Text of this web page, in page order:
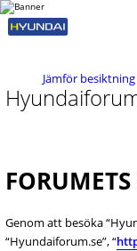
Jämför besiktning
Genom att besöka
“Hyundaiforum.se”, “